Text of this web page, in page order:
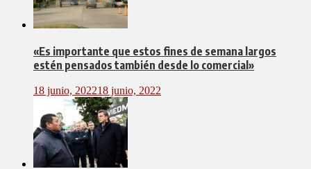
«Es importante que estos fines de semana largos
estén pensados también desde lo comercial»
18 junio, 202218 junio, 2022